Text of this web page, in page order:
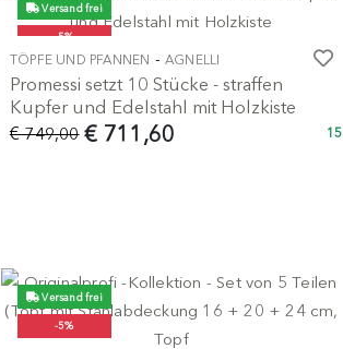
Versand frei
-5%
TÖPFE UND PFANNEN -AGNELLI
Promessi setzt 10 Stücke - straffen
Kupfer und Edelstahl mit Holzkiste
€ 711,60
€ 749,00 15
Versand frei
-5%